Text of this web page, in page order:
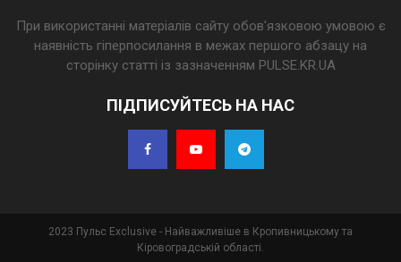
При використанні матеріалів сайту обов'язковою умовою є
наявність гіперпосилання в межах першого абзацу на
сторінку статті із зазначенням PULSE.KR.UA
ПІДПИСУЙТЕСЬ НА НАС
2023 Пульс Exclusive - Найважливіше в Кропивницькому та
Кіровоградській області.